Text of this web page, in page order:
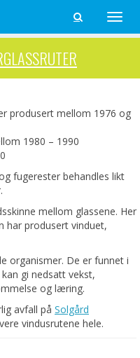
Toggle

produsert mellom 1976 og
1980 – 1990
fugerester behandles likt
mellom glassene. Her
har produsert vinduet,
organismer. De er funnet i
gi nedsatt vekst,
og læring.
avfall på Solgård
vindusrutene hele.